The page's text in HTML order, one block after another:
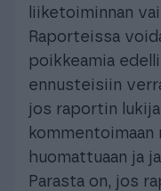
liiketoiminnan
Raporteissa
poikkeamia
ennusteisiin
jos raportin
huomattuaan ja
Parasta on, jos